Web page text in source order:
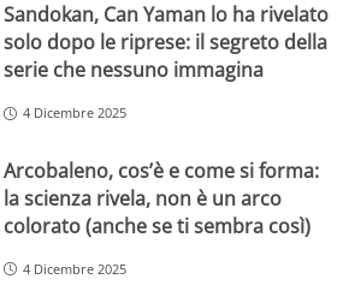
Sandokan, Can Yaman lo ha rivelato
solo dopo le riprese: il segreto della
serie che nessuno immagina
4 Dicembre 2025
Arcobaleno, cos’è e come si forma:
la scienza rivela, non è un arco
colorato (anche se ti sembra così)
4 Dicembre 2025